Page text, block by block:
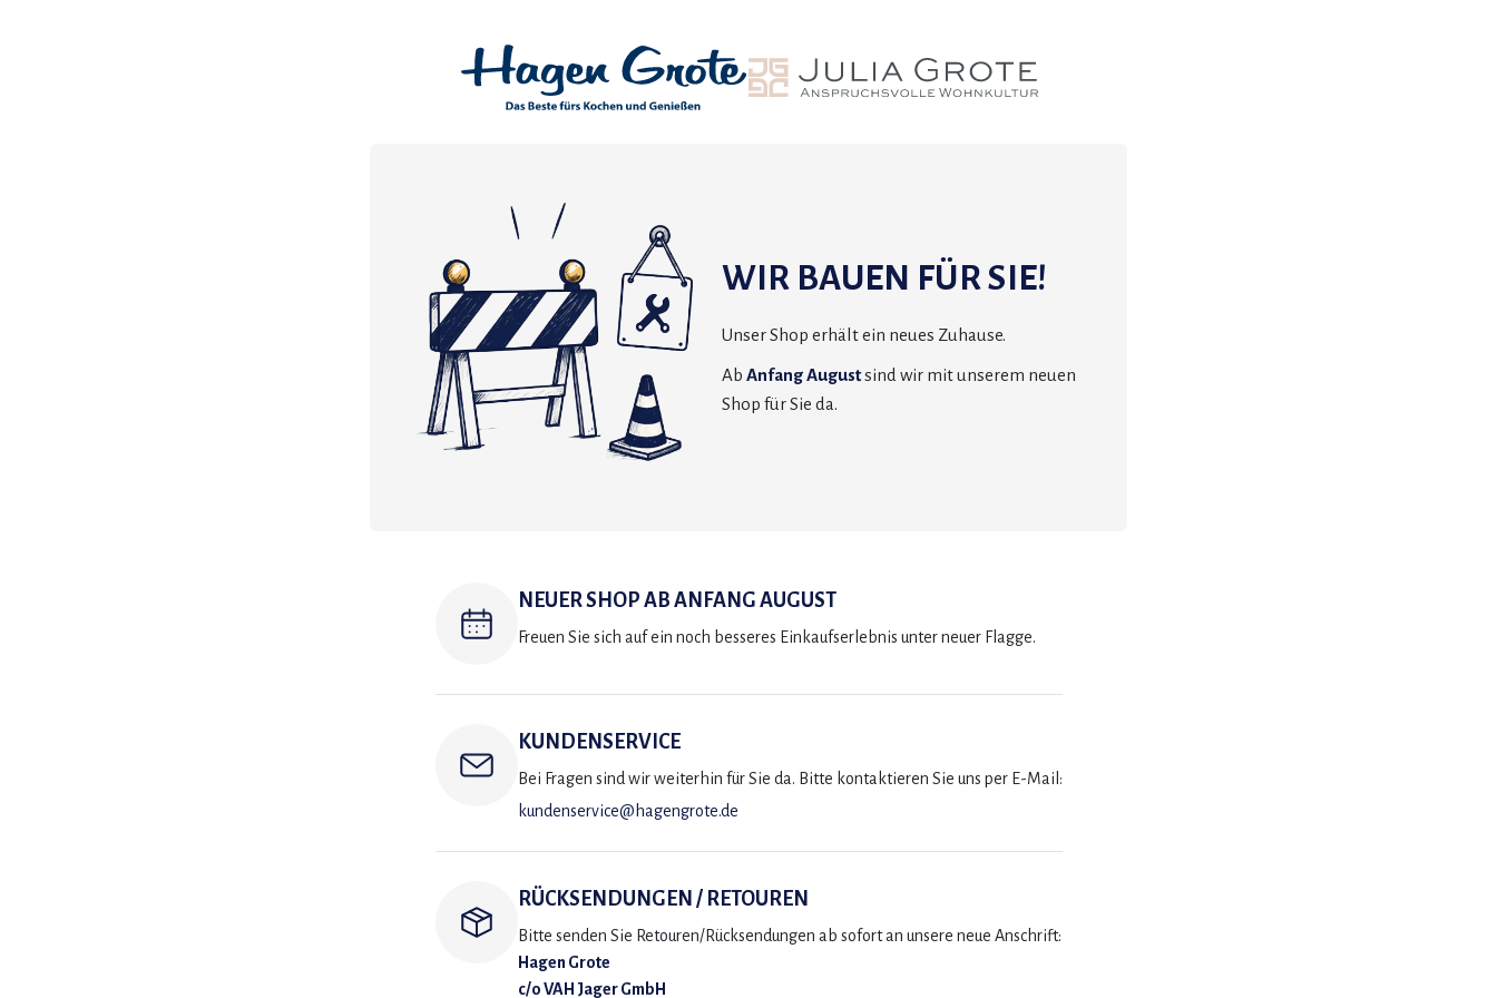
WIR BAUEN FÜR SIE!
Unser Shop erhält ein neues Zuhause.
Ab Anfang Augustsind wir mit unserem neuen
Shop für Sie da.
NEUER SHOP AB ANFANG AUGUST
Freuen Sie sich auf ein noch besseres Einkaufserlebnis unter neuer Flagge.
KUNDENSERVICE
Bei Fragen sind wir weiterhin für Sie da. Bitte kontaktieren Sie uns per E-Mail:
kundenservice@hagengrote.de
RÜCKSENDUNGEN / RETOUREN
Bitte senden Sie Retouren/Rücksendungen ab sofort an unsere neue Anschrift:
Hagen Grote
c/o VAH Jager GmbH